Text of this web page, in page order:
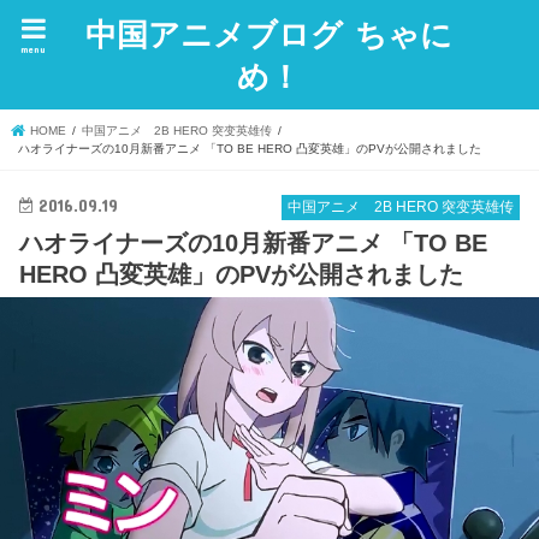
中国アニメブログ ちゃに
め！
menu
HOME
中国アニメ 2B HERO 突变英雄传
ハオライナーズの10月新番アニメ 「TO BE HERO 凸変英雄」のPVが公開されました
中国アニメ 2B HERO 突变英雄传
2016.09.19
ハオライナーズの10月新番アニメ 「TO BE
HERO 凸変英雄」のPVが公開されました